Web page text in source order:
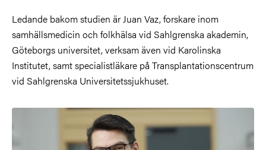
Ledande bakom studien är Juan Vaz, forskare inom
samhällsmedicin och folkhälsa vid Sahlgrenska akademin,
Göteborgs universitet, verksam även vid Karolinska
Institutet, samt specialistläkare på Transplantationscentrum
vid Sahlgrenska Universitetssjukhuset.